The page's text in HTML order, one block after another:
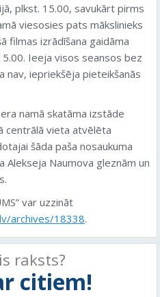
plkst. 15.00, savukārt pirms
viesosies pats mākslinieks
filmas izrādīšana gaidāma
Ieeja visos seansos bez
nav, iepriekšēja pieteikšanās
namā skatāma izstāde
centrālā vieta atvēlēta
šāda paša nosaukuma
Alekseja Naumova gleznām un
var uzzināt
archives/18338.
raksts?
citiem!